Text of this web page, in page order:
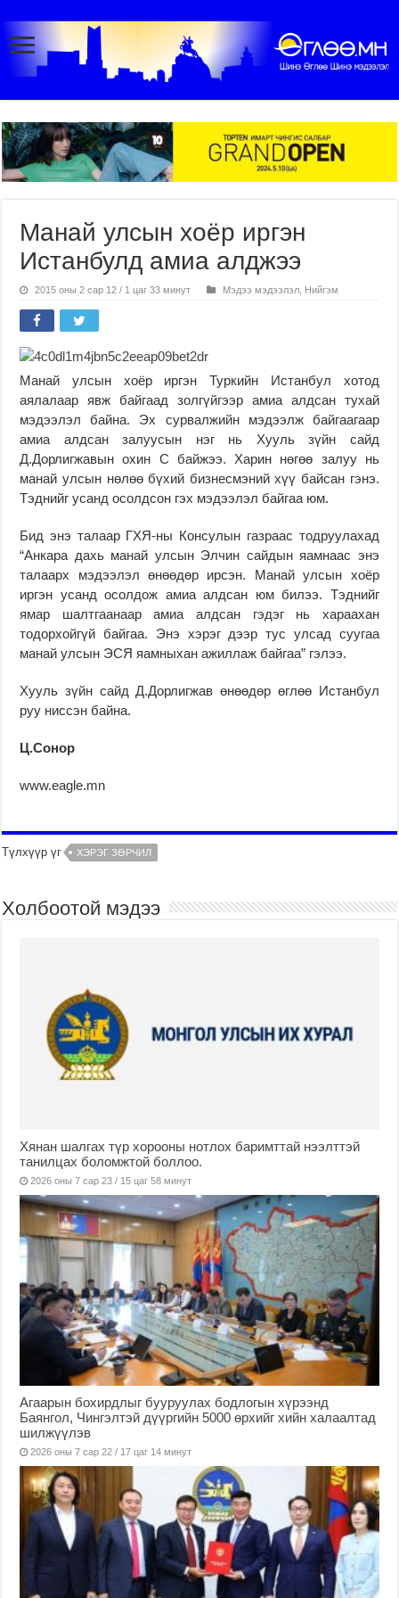
Манай улсын хоёр иргэн
Истанбулд амиа алджээ
2015 оны 2 сар 12 / 1 цаг 33 минут Мэдээ мэдээлэл Нийгэм
Манай улсын хоёр иргэн Туркийн Истанбул хотод
аялалаар явж байгаад золгүйгээр амиа алдсан тухай
мэдээлэл байна. Эх сурвалжийн мэдээлж байгаагаар
амиа алдсан залуусын нэг нь Хууль зүйн сайд
Д.Дорлигжавын охин С байжээ. Харин нөгөө залуу нь
манай улсын нөлөө бүхий бизнесмэний хүү байсан гэнэ.
Тэднийг усанд осолдсон гэх мэдээлэл байгаа юм.
Бид энэ талаар ГХЯ-ны Консулын газраас тодруулахад
“Анкара дахь манай улсын Элчин сайдын яамнаас энэ
талаарх мэдээлэл өнөөдөр ирсэн. Манай улсын хоёр
иргэн усанд осолдож амиа алдсан юм билээ. Тэднийг
ямар шалтгаанаар амиа алдсан гэдэг нь хараахан
тодорхойгүй байгаа. Энэ хэрэг дээр тус улсад суугаа
манай улсын ЭСЯ яамныхан ажиллаж байгаа” гэлээ.
Хууль зүйн сайд Д.Дорлигжав өнөөдөр өглөө Истанбул
руу ниссэн байна.
Ц.Сонор
www.eagle.mn
Түлхүүр үг ХЭРЭГ ЗӨРЧИЛ
Холбоотой мэдээ
Хянан шалгах түр хорооны нотлох баримттай нээлттэй
танилцах боломжтой боллоо.
2026 оны 7 сар 23 / 15 цаг 58 минут
Агаарын бохирдлыг бууруулах бодлогын хүрээнд
Баянгол, Чингэлтэй дүүргийн 5000 өрхийг хийн халаалтад
шилжүүлэв
2026 оны 7 сар 22 / 17 цаг 14 минут